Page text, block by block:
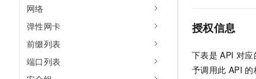
网络
弹性网卡
前缀列表
端口列表
授权信息
下表是 API 对应
予调用此 API 的
千问AI平台-Token Plan
千问AI平台-模型体验
在线体验全尺寸、多种
数据库
大数据计算
媒体服务
上云与迁云
企业出海
大模型ACA认证体验
生态解决方案
开发者生态解决方案